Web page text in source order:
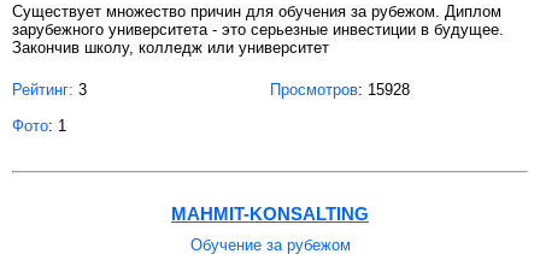
Существует множество причин для обучения за рубежом. Диплом
зарубежного университета - это серьезные инвестиции в будущее.
Закончив школу, колледж или университет
Рейтинг: 3 Просмотров: 15928
Фото: 1
MAHMIT-KONSALTING
Обучение за рубежом